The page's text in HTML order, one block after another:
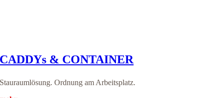
CADDYs & CONTAINER
Stauraumlösung. Ordnung am Arbeitsplatz.